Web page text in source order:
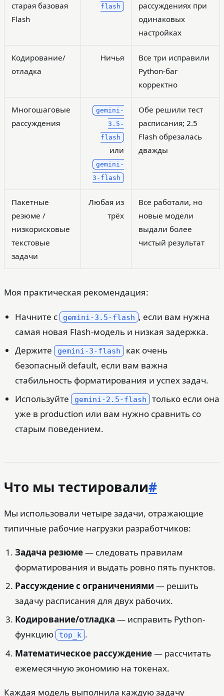
старая базовая
Flash
flash
рассуждениях при
одинаковых
настройках
Кодирование/
отладка
Ничья
Все три исправили
Python-баг
корректно
Многошаговые
рассуждения
gemini-
3.5-
flash
или
gemini-
3-flash
Обе решили тест
расписания; 2.5
Flash обрезалась
дважды
Пакетные
резюме /
низкорисковые
текстовые
задачи
Любая из
трёх
Все работали, но
новые модели
выдали более
чистый результат
Моя практическая рекомендация:
Начните с gemini-3.5-flash , если вам нужна
самая новая Flash-модель и низкая задержка.
Держите
gemini-3-flash как очень
безопасный default, если вам важна
стабильность форматирования и успех задач.
Используйте
gemini-2.5-flash только если она
уже в production или вам нужно сравнить со
старым поведением.
Что мы тестировали#
Мы использовали четыре задачи, отражающие
типичные рабочие нагрузки разработчиков:
Задача резюме— следовать правилам
форматирования и выдать ровно пять пунктов.
Рассуждение с ограничениями — решить
задачу расписания для двух рабочих.
Кодирование/отладка — исправить Python-
функцию
top_k .
Математическое рассуждение— рассчитать
ежемесячную экономию на токенах.
Каждая модель выполнила каждую задачу